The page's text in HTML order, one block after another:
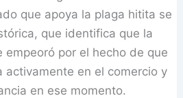
que apoya la plaga hitita se
que identifica que la
empeoró por el hecho de que
activamente en el comercio y
en ese momento.